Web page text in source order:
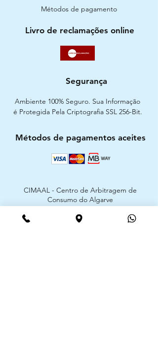
Métodos de pagamento
Livro de reclamações online
Segurança
Ambiente 100% Seguro. Sua Informação
é Protegida Pela Criptografia SSL 256-Bit.
Métodos de pagamentos aceites
CIMAAL - Centro de Arbitragem de
Consumo do Algarve
Telf. :+351 289 823 135
info@consumoalgarve.pt